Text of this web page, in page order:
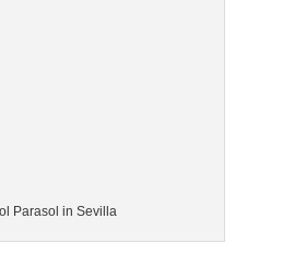
Parasol in Sevilla